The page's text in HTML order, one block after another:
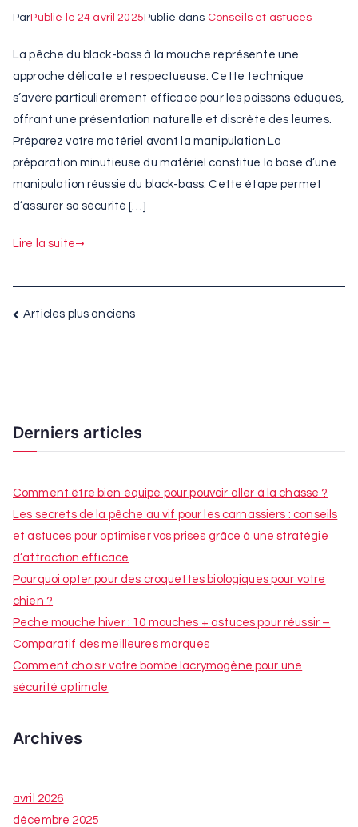
ParPublié le 24 avril 2025 Publié dans Conseils et astuces
La pêche du black-bass à la mouche représente une
approche délicate et respectueuse. Cette technique
s’avère particulièrement efficace pour les poissons éduqués,
offrant une présentation naturelle et discrète des leurres.
Préparez votre matériel avant la manipulation La
préparation minutieuse du matériel constitue la base d’une
manipulation réussie du black-bass. Cette étape permet
d’assurer sa sécurité […]
Lire la suite
Navigation
des
Articles plus anciens
Derniers articles
Comment être bien équipé pour pouvoir aller à la chasse ?
Les secrets de la pêche au vif pour les carnassiers : conseils
et astuces pour optimiser vos prises grâce à une stratégie
d’attraction efficace
Pourquoi opter pour des croquettes biologiques pour votre
chien ?
Peche mouche hiver : 10 mouches + astuces pour réussir –
Comparatif des meilleures marques
Comment choisir votre bombe lacrymogène pour une
sécurité optimale
Archives
avril 2026
décembre 2025